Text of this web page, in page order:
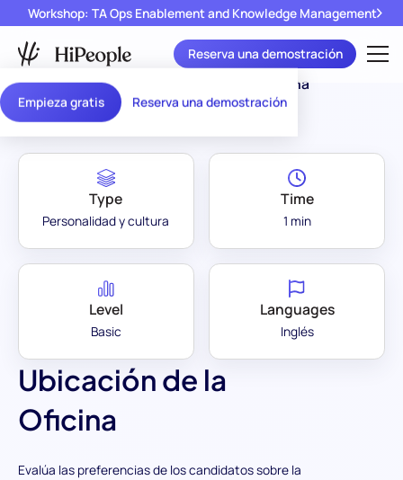
Empieza gratis Reserva una demostración
Workshop: TA Ops Enablement and Knowledge Management
Reserva una demostración
Assessment Library Ubicación de la Oficina
Ubicación de la
Oficina
Evalúa las preferencias de los candidatos sobre la
Type
Personalidad y cultura
Time
1 min
Level
Basic
Languages
Inglés